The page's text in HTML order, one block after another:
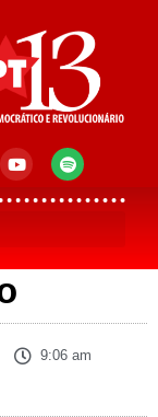
9:06 am